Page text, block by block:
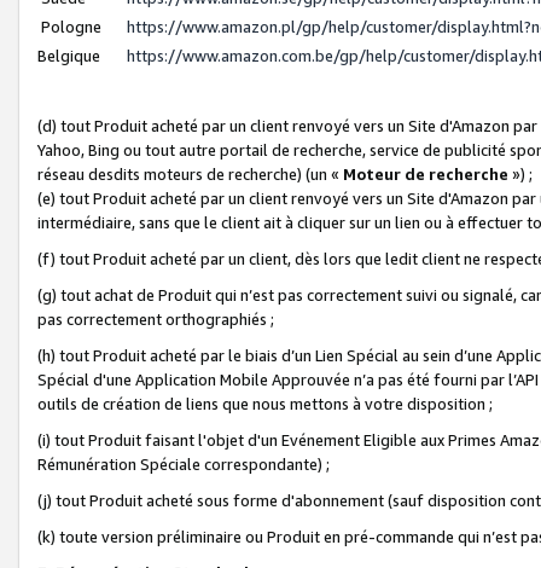
Pologne
https://www.amazon.pl/gp/help/customer/
Belgique
https://www.amazon.com.be/gp/help/customer/
(d) tout Produit acheté par un client renvoyé vers un Site d'Amazon
Yahoo, Bing ou tout autre portail de recherche, service de publicité
réseau desdits moteurs de recherche) (un « Moteur de recherche ») ;
(e) tout Produit acheté par un client renvoyé vers un Site d'Amazon
intermédiaire, sans que le client ait à cliquer sur un lien ou à
(f) tout Produit acheté par un client, dès lors que ledit client ne
(g) tout achat de Produit qui n’est pas correctement suivi ou signalé,
pas correctement orthographiés ;
(h) tout Produit acheté par le biais d’un Lien Spécial au sein d’une
Spécial d'une Application Mobile Approuvée n’a pas été fourni par
outils de création de liens que nous mettons à votre disposition ;
(i) tout Produit faisant l'objet d'un Evénement Eligible aux Primes
Rémunération Spéciale correspondante) ;
(j) tout Produit acheté sous forme d'abonnement (sauf disposition
(k) toute version préliminaire ou Produit en pré-commande qui n’est